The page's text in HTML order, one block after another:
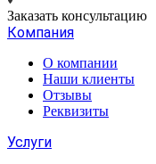
Заказать консультацию
Компания
О компании
Наши клиенты
Отзывы
Реквизиты
Услуги